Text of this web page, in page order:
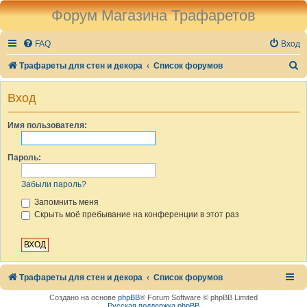
Форум Магазина Трафаретов
FAQ Вход
Трафареты для стен и декора Список форумов
о
Вход
Имя пользователя:
Пароль:
Забыли пароль?
Запомнить меня
Скрыть моё пребывание на конференции в этот раз
Трафареты для стен и декора Список форумов
Создано на основе phpBB® Forum Software © phpBB Limited